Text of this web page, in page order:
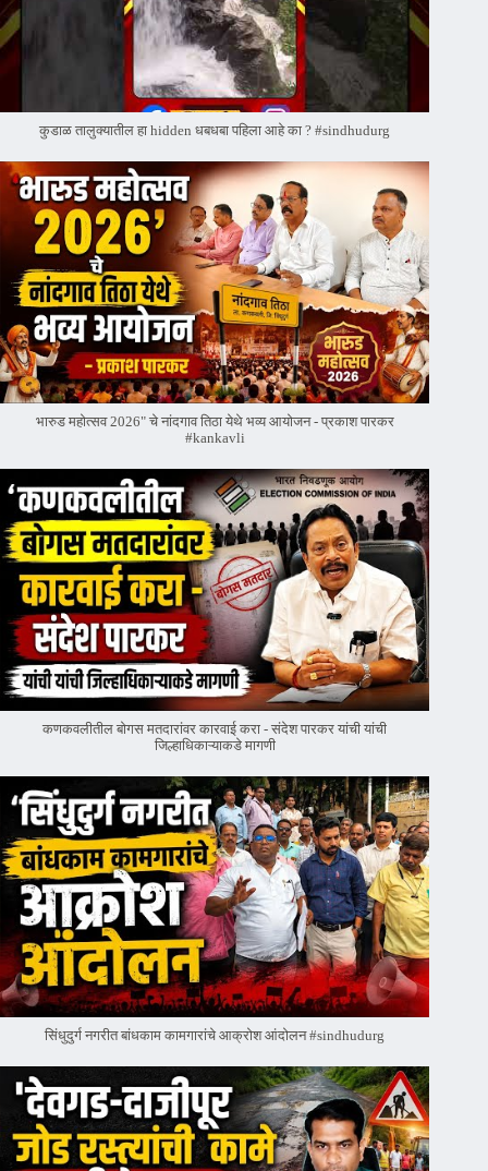
कुडाळ तालुक्यातील हा hidden धबधबा पहिला आहे का ? #sindhudurg
भारुड महोत्सव 2026" चे नांदगाव तिठा येथे भव्य आयोजन - प्रकाश पारकर
#kankavli
कणकवलीतील बोगस मतदारांवर‌ कारवाई करा - संदेश पारकर यांची यांची
जिल्हाधिकाऱ्याकडे मागणी
सिंधुदुर्ग नगरीत बांधकाम कामगारांचे आक्रोश आंदोलन #sindhudurg